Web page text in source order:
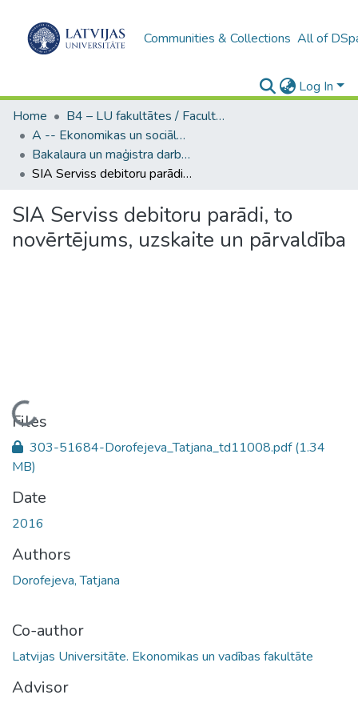
Communities & Collections All of
Log In
Home
B4 – LU fakultātes / Faculties of the UL
A -- Ekonomikas un sociālo zinātņu fakultāte / Faculty of Economics and Social Sciences
Bakalaura un maģistra darbi (ESZF) / Bachelor's and Master's theses
SIA Serviss debitoru parādi, to novērtējums, uzskaite un pārvaldība
SIA Serviss debitoru parādi, to
novērtējums, uzskaite un pārvaldība
Loading...
Files
303-51684-Dorofejeva_Tatjana_td11008.pdf(1.34
MB)
Date
2016
Authors
Dorofejeva, Tatjana
Co-author
Latvijas Universitāte. Ekonomikas un vadības fakultāte
Advisor